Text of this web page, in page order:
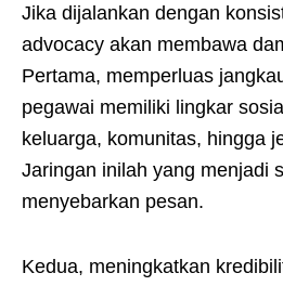
Jika dijalankan dengan
advocacy akan membawa
Pertama, memperluas
pegawai memiliki lingkar
keluarga, komunitas, hingga
Jaringan inilah yang menjadi
menyebarkan pesan.
Kedua, meningkatkan